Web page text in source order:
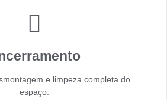
e limpeza completa do
espaço.